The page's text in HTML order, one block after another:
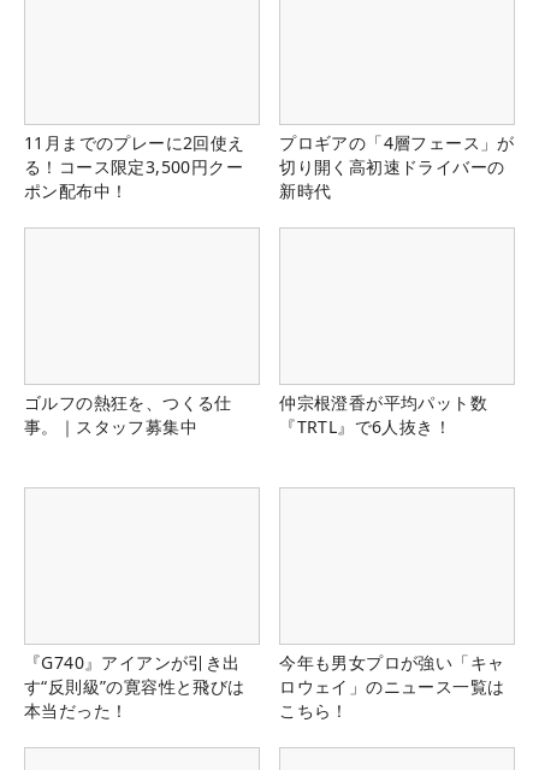
11月までのプレーに2回使え
る！コース限定3,500円クー
ポン配布中！
プロギアの「4層フェース」が
切り開く高初速ドライバーの
新時代
ゴルフの熱狂を、つくる仕
事。｜スタッフ募集中
仲宗根澄香が平均パット数
『TRTL』で6人抜き！
『G740』アイアンが引き出
す“反則級”の寛容性と飛びは
本当だった！
今年も男女プロが強い「キャ
ロウェイ」のニュース一覧は
こちら！